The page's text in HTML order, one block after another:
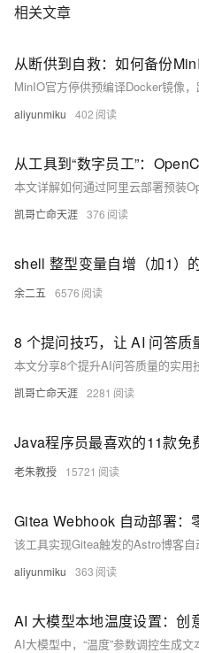
相关文章
从断供到自救：如何备份
aliyunmiku 402
凯哥亡命天涯 376
shell 整型变量自增（加1）
余二五 6576
8 个提问技巧，让 AI 问答质
凯哥亡命天涯 2281
Java程序员最喜欢的11款免
老朱教授 15721
aliyunmiku 363
AI 大模型本地温度设置：创